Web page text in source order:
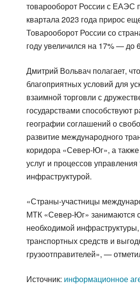
товарооборот России с ЕАЭС
квартала 2023 года прирос
Товарооборот России со
году увеличился на 17% — до
Дмитрий Вольвач полагает,
благоприятных условий для
взаимной торговли с
государствами способствуют
географии соглашений о
развитие международного
коридора «Север-Юг», а
услуг и процессов
инфраструктурой.
«Страны-участницы
МТК «Север-Юг» занимаются
необходимой
транспортных средств и
грузоотправителей», —
Источник: информационное